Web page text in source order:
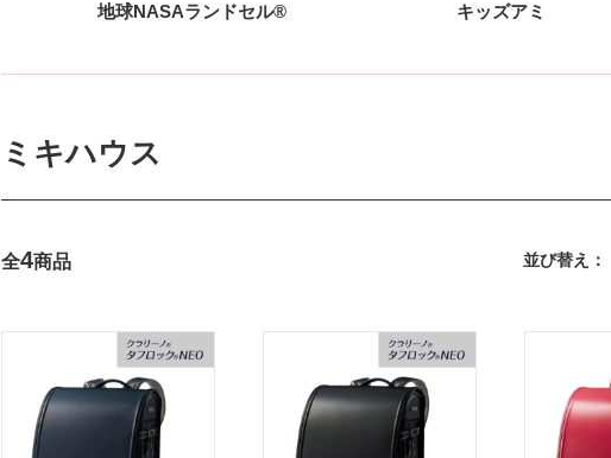
地球NASAランドセル® キッズアミ
ミキハウス
全4商品 並び替え：